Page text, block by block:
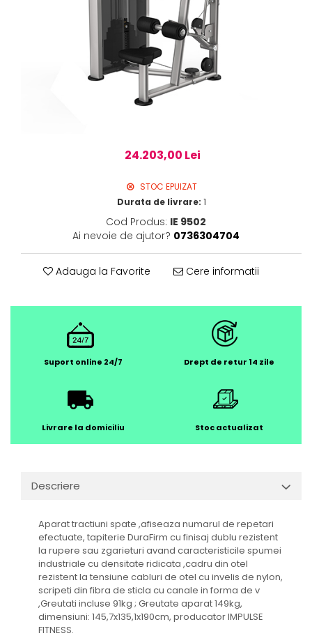
24.203,00 Lei
STOC EPUIZAT
Durata de livrare: 1
Cod Produs: IE 9502
Ai nevoie de ajutor? 0736304704
Adauga la Favorite Cere informatii
Suport online 24/7 Drept de retur 14 zile
Livrare la domiciliu Stoc actualizat
Descriere
Aparat tractiuni spate ,afiseaza numarul de repetari
efectuate, tapiterie DuraFirm cu finisaj dublu rezistent
la rupere sau zgarieturi avand caracteristicile spumei
industriale cu densitate ridicata ,cadru din otel
rezistent la tensiune cabluri de otel cu invelis de nylon,
scripeti din fibra de sticla cu canale in forma de v
,Greutati incluse 91kg ; Greutate aparat 149kg,
dimensiuni: 145,7x135,1x190cm, producator IMPULSE
FITNESS.